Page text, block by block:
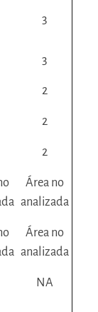
3
3
2
2
2
Área no
analizada
Área no
analizada
NA